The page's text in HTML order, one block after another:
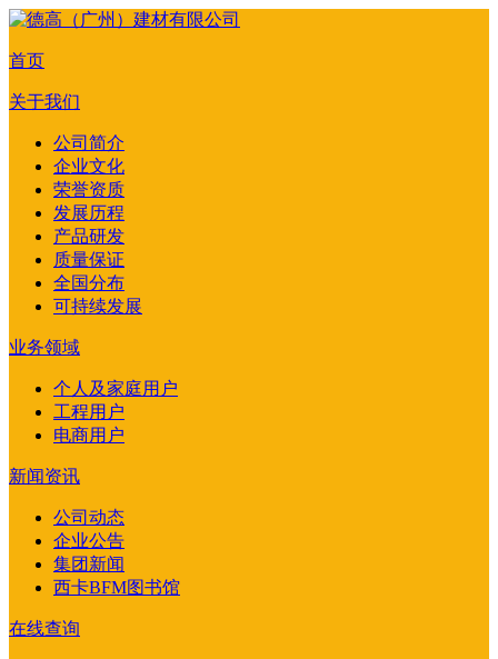
首页
关于我们
公司简介
企业文化
荣誉资质
发展历程
产品研发
质量保证
全国分布
可持续发展
业务领域
个人及家庭用户
工程用户
电商用户
新闻资讯
公司动态
企业公告
集团新闻
西卡BFM图书馆
在线查询